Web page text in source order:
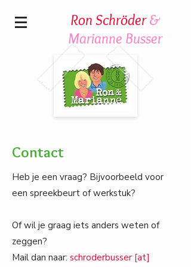
Ron Schröder&
Marianne Busser
Contact
Heb je een vraag? Bijvoorbeeld voor
een spreekbeurt of werkstuk?
Of wil je graag iets anders weten of
zeggen?
Mail dan naar: schroderbusser [at]